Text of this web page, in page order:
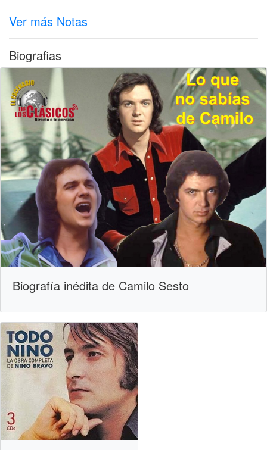
Ver más Notas
Biografias
Biografía inédita de Camilo Sesto